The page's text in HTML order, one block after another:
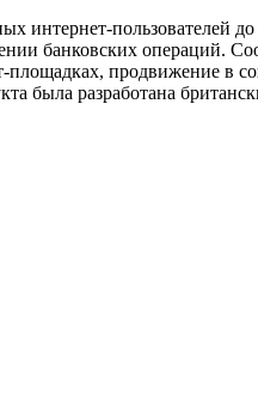
пользователей
банковских операций.
площадках, продвижение в
разработана